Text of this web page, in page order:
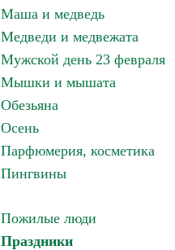
Маша и медведь
Медведи и медвежата
Мужской день 23 февраля
Мышки и мышата
Обезьяна
Осень
Парфюмерия, косметика
Пингвины
Пожилые люди
Праздники